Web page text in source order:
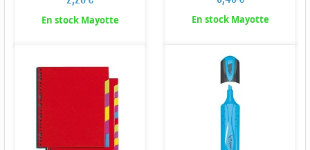
En stock Mayotte En stock Mayotte